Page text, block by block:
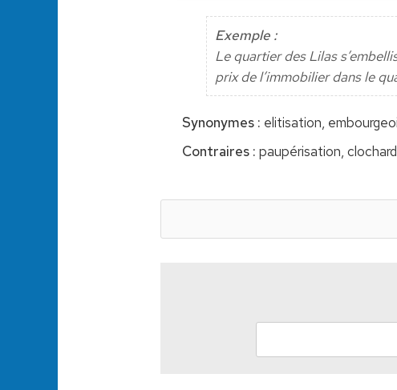
Exemple :
Le quartier des Lilas
prix de l’immobilier dans le
Synonymes : elitisation,
Contraires : paupérisation,